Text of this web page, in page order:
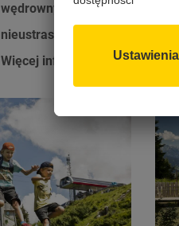
wędrownych z leżącymi po
nieustraszonych
Więcej informacji znajdziesz